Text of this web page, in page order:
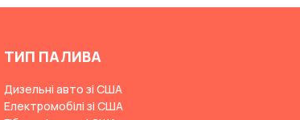
ТИП ПАЛИВА
Дизельні авто зі США
Електромобілі зі США